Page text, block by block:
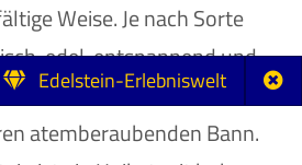
Edelstein-Erlebniswelt
Weise. Je nach Sorte
edel, entspannend und
ziehen ihren Besitzer
atemberaubenden Bann.